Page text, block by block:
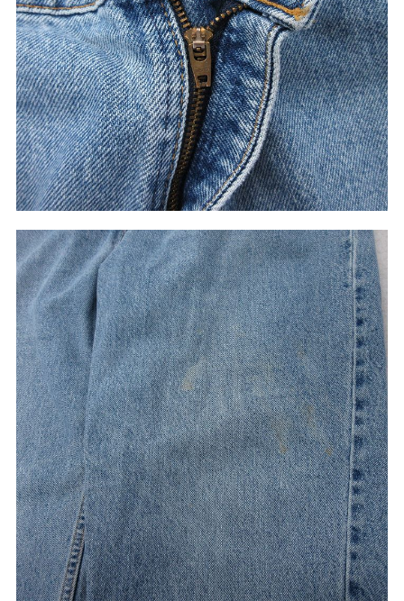
お客様の声
レビュー1万件突破
お気に入りリスト
会社概要・店舗一覧
会員登録
メルマガ登録
古着卸売
特定商取引法に基づく表示
プライバシーポリシー